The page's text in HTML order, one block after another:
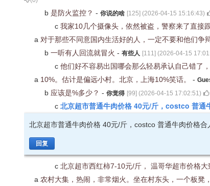
b 是防火监控？ - 你说的啥 [125] (2026-04-15 15:16:43)
c 我家10几个摄像头，依然被盗，警察来了直接
a 对于那些不同意国内生活好的人，一定不要和他们争
b 一听有人回流就冒火 - 有些人 [111] (2026-04-15
c 他们好不容易出国哪会那么轻易承认自己错了
a 10%。估计是偏远小村。北京，上海10%笑话。 -
b 应该是%多少？ - 你觉得 [99] (2026-04-15 17:02:51)
c 北京超市普通牛肉价格 40元/斤，costco 普通
北京超市普通牛肉价格 40元/斤，costco 普通牛肉价格合
回复
c 北京超市西红柿7-10元/斤， 温哥华超市价格
a 农村大集，热闹，非常烟火。坐在村东头，一个板凳